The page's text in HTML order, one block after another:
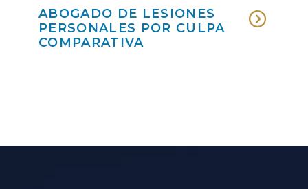
ABOGADO DE LESIONES
PERSONALES POR CULPA
COMPARATIVA